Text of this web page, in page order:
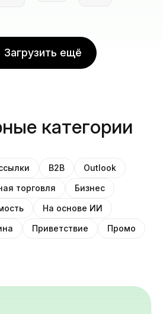
Загрузить ещё
категории
B2B
Outlook
торговля
Бизнес
На основе ИИ
Приветствие Промо